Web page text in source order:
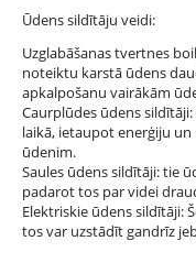
Ūdens sildītāju veidi:
Uzglabāšanas tvertnes
noteiktu karstā ūdens
apkalpošanu vairākām
Caurplūdes ūdens
laikā, ietaupot enerģiju
ūdenim.
Saules ūdens sildītāji: tie
padarot tos par videi
Elektriskie ūdens sildītāji:
tos var uzstādīt gandrīz